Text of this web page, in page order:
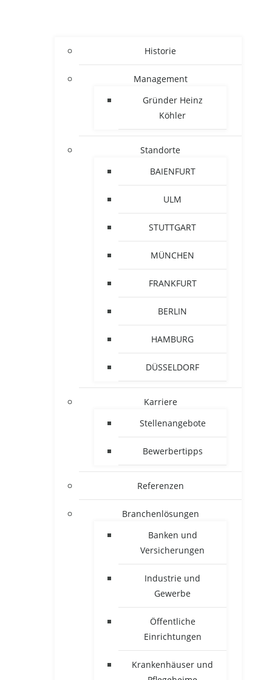
Historie
Management
Gründer Heinz
Köhler
Standorte
BAIENFURT
ULM
STUTTGART
MÜNCHEN
FRANKFURT
BERLIN
HAMBURG
DÜSSELDORF
Karriere
Stellenangebote
Bewerbertipps
Referenzen
Branchenlösungen
Banken und
Versicherungen
Industrie und
Gewerbe
Öffentliche
Einrichtungen
Krankenhäuser und